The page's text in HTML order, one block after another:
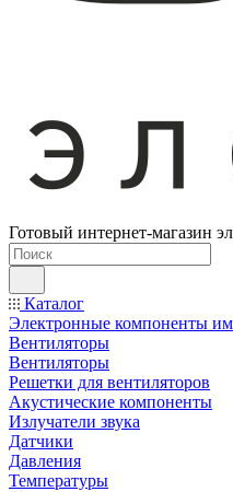
Готовый интернет-магазин
Каталог
Электронные компоненты
Вентиляторы
Вентиляторы
Решетки для вентиляторов
Акустические компоненты
Излучатели звука
Датчики
Давления
Температуры